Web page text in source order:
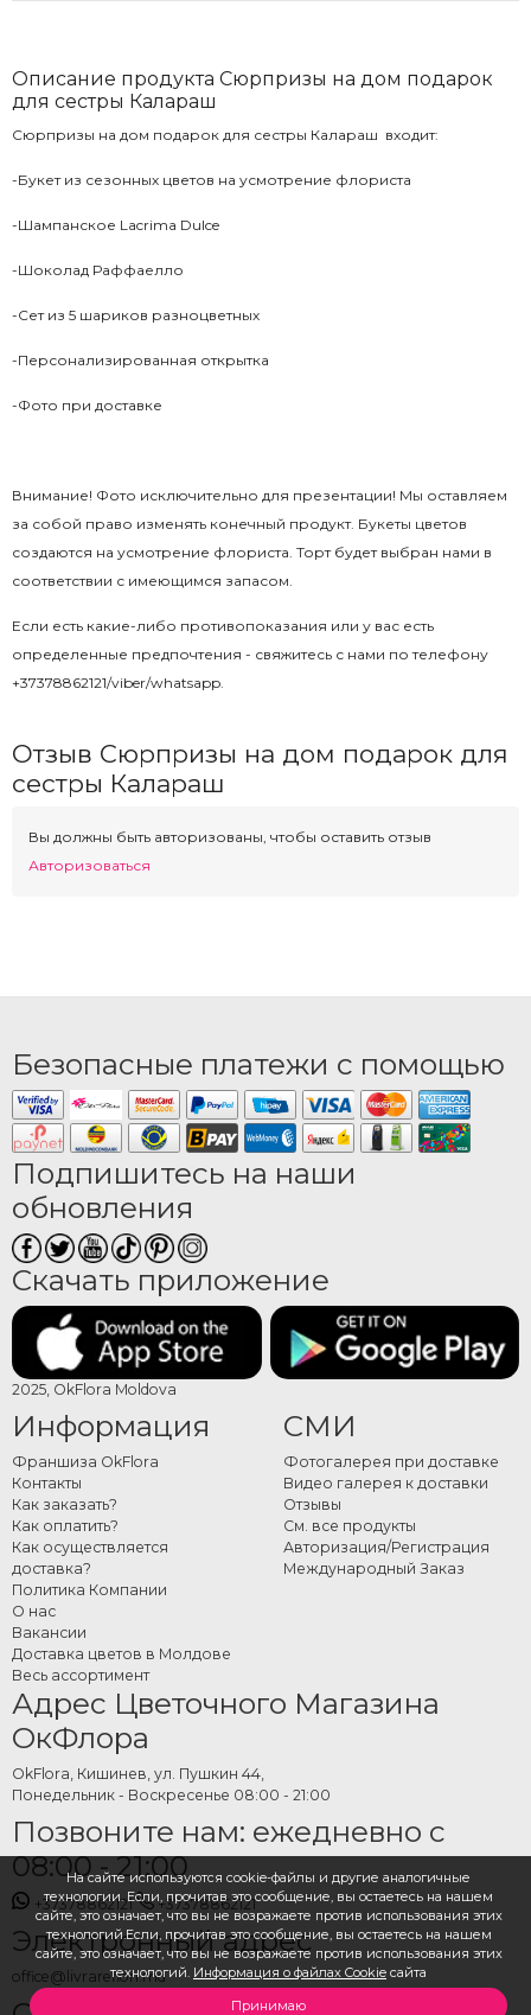
На сайте используются cookie-файлы и другие аналогичные
технологии. Если, прочитав это сообщение, вы остаетесь на нашем
сайте, это означает, что вы не возражаете против использования этих
технологий.Если, прочитав это сообщение, вы остаетесь на нашем
сайте, это означает, что вы не возражаете против использования этих
технологий. Информация о файлах Cookie сайта
Принимаю
Описание продукта Сюрпризы на дом подарок
для сестры Калараш
Сюрпризы на дом подарок для сестры Калараш входит:
-Букет из сезонных цветов на усмотрение флориста
-Шампанское Lacrima Dulce
-Шоколад Раффаелло
-Сет из 5 шариков разноцветных
-Персонализированная открытка
-Фото при доставке
Внимание! Фото исключительно для презентации! Мы оставляем
за собой право изменять конечный продукт. Букеты цветов
создаются на усмотрение флориста. Торт будет выбран нами в
соответствии с имеющимся запасом.
Если есть какие-либо противопоказания или у вас есть
определенные предпочтения - свяжитесь с нами по телефону
+37378862121/viber/whatsapp.
Отзыв Сюрпризы на дом подарок для
сестры Калараш
Вы должны быть авторизованы, чтобы оставить отзыв
Авторизоваться
Безопасные платежи с помощью
Подпишитесь на наши
обновления
Скачать приложение
2025, OkFlora Moldova
Информация
Франшиза OkFlora
Контакты
Как заказать?
Как оплатить?
Как осуществляется
доставка?
Политика Компании
О нас
Вакансии
Доставка цветов в Молдове
Весь ассортимент
СМИ
Фотогалерея при доставке
Видео галерея к доставки
Отзывы
См. все продукты
Авторизация/Регистрация
Международный Заказ
Адрес Цветочного Магазина
ОкФлора
OkFlora, Кишинев, ул. Пушкин 44,
Понедельник - Воскресенье 08:00 - 21:00
Позвоните нам: ежедневно с
08:00 - 21:00
+37378862121 +37378862121
Электронный адрес
office@livrareflori.md